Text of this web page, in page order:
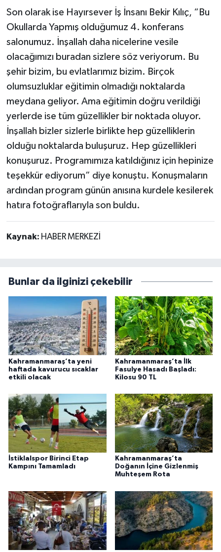
Son olarak ise Hayırsever İş İnsanı Bekir Kılıç, “Bu
Okullarda Yapmış olduğumuz 4. konferans
salonumuz. İnşallah daha nicelerine vesile
olacağımızı buradan sizlere söz veriyorum. Bu
şehir bizim, bu evlatlarımız bizim. Birçok
olumsuzluklar eğitimin olmadığı noktalarda
meydana geliyor. Ama eğitimin doğru verildiği
yerlerde ise tüm güzellikler bir noktada oluyor.
İnşallah bizler sizlerle birlikte hep güzelliklerin
olduğu noktalarda buluşuruz. Hep güzellikleri
konuşuruz. Programımıza katıldığınız için hepinize
teşekkür ediyorum” diye konuştu. Konuşmaların
ardından program günün anısına kurdele kesilerek
hatıra fotoğraflarıyla son buldu.
Kaynak: HABER MERKEZİ
Bunlar da ilginizi çekebilir
Kahramanmaraş’ta yeni
haftada kavurucu sıcaklar
etkili olacak
Kahramanmaraş’ta İlk
Fasulye Hasadı Başladı:
Kilosu 90 TL
İstiklalspor Birinci Etap
Kampını Tamamladı
Kahramanmaraş’ta
Doğanın İçine Gizlenmiş
Muhteşem Rota